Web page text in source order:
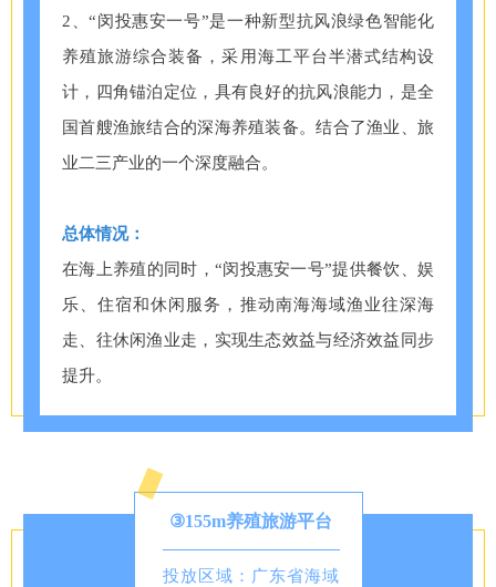
2、“闵投惠安一号”是一种新型抗风浪绿色智能化
养殖旅游综合装备，采用海工平台半潜式结构设
计，四角锚泊定位，具有良好的抗风浪能力，是全
国首艘渔旅结合的深海养殖装备。结合了渔业、旅
业二三产业的一个深度融合。
总体情况：
在海上养殖的同时，“闵投惠安一号”提供餐饮、娱
乐、住宿和休闲服务，推动南海海域渔业往深海
走、往休闲渔业走，实现生态效益与经济效益同步
提升。
③155m养殖旅游平台
投放区域：广东省海域